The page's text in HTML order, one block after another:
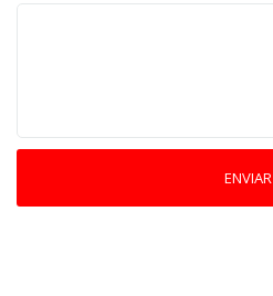
ENVIAR